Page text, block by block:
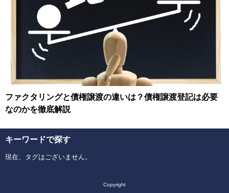
ファクタリングと債権譲渡の違いは？債権譲渡登記は必要
なのかを徹底解説
キーワードで探す
現在、タグはございません。
Copyright